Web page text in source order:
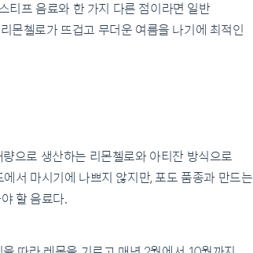
티프 음료와 한 가지 다른 점이라면 일반
몬첼로가 뜨겁고 무더운 여름을 나기에 최적인
으로 생산하는 리몬첼로와 아티잔 방식으로
서 마시기에 나쁘지 않지만, 포도 품종과 만드는
할 음료다.